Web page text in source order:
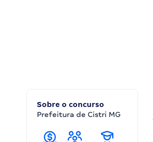
Sobre o concurso
Prefeitura de Cistri MG